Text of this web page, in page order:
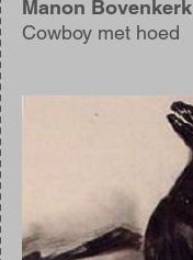
Manon Bovenkerk
Cowboy met hoed